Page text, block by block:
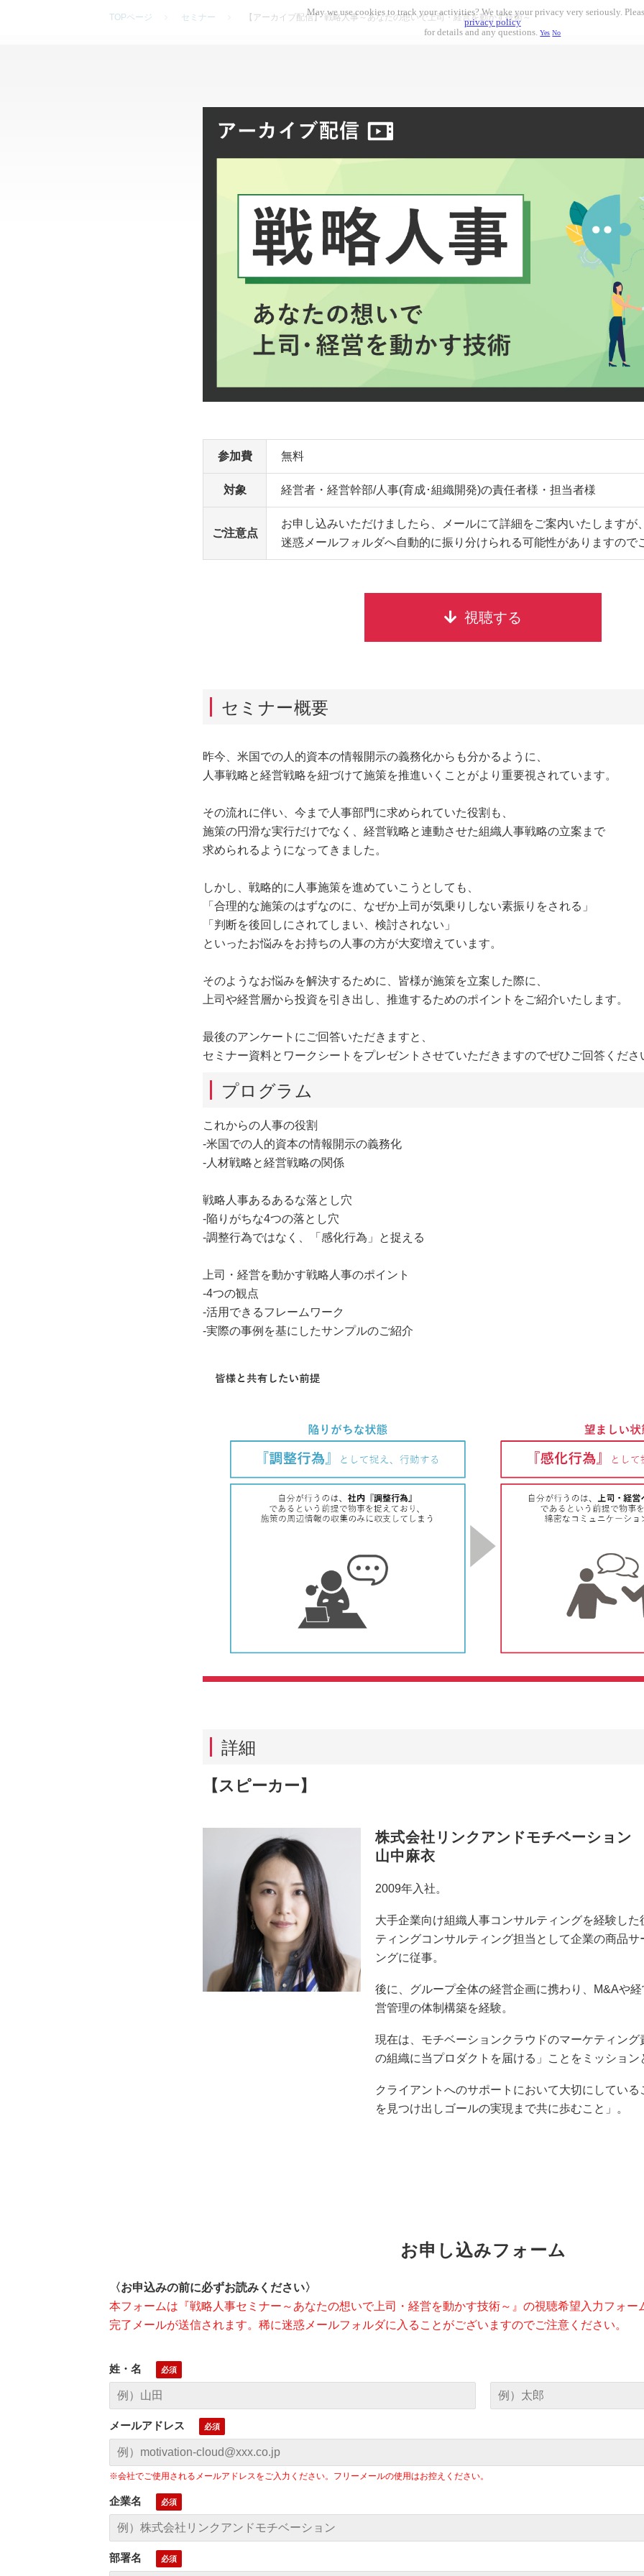
TOPページ セミナー 【アーカイブ配信】 戦略人事～あなたの想いで上司・経営を動かす技術～
参加費 無料
対象 経営者・経営幹部/人事(育成･組織開発)の責任者様・担当者様
ご注意点
お申し込みいただけましたら、メールにて詳細をご案内いたしますが
迷惑メールフォルダへ自動的に振り分けられる可能性がありますので
視聴する
セミナー概要
昨今、米国での人的資本の情報開示の義務化からも分かるように、
人事戦略と経営戦略を紐づけて施策を推進いくことがより重要視されています。
その流れに伴い、今まで人事部門に求められていた役割も、
施策の円滑な実行だけでなく、経営戦略と連動させた組織人事戦略の立案まで
求められるようになってきました。
しかし、戦略的に人事施策を進めていこうとしても、
「合理的な施策のはずなのに、なぜか上司が気乗りしない素振りをされる」
「判断を後回しにされてしまい、検討されない」
といったお悩みをお持ちの人事の方が大変増えています。
そのようなお悩みを解決するために、皆様が施策を立案した際に、
上司や経営層から投資を引き出し、推進するためのポイントをご紹介いたします。
最後のアンケートにご回答いただきますと、
セミナー資料とワークシートをプレゼントさせていただきますのでぜひご回答くださ
プログラム
これからの人事の役割
‐米国での人的資本の情報開示の義務化
‐人材戦略と経営戦略の関係
戦略人事あるあるな落とし穴
‐陥りがちな4つの落とし穴
‐調整行為ではなく、「感化行為」と捉える
上司・経営を動かす戦略人事のポイント
‐4つの観点
‐活用できるフレームワーク
‐実際の事例を基にしたサンプルのご紹介
詳細
【スピーカー】
株式会社リンクアンドモチベーション
山中麻衣
2009年入社。
大手企業向け組織人事コンサルティングを経験し
ティングコンサルティング担当として企業の商品
ングに従事。
後に、グループ全体の経営企画に携わり、M&Aや
営管理の体制構築を経験。
現在は、モチベーションクラウドのマーケティン
の組織に当プロダクトを届ける」ことをミッション
クライアントへのサポートにおいて大切にしてい
を見つけ出しゴールの実現まで共に歩むこと」。
お申し込みフォーム
〈お申込みの前に必ずお読みください〉
本フォームは『戦略人事セミナー～あなたの想いで上司・経営を動かす技術～』の視聴希望入力フォ
完了メールが送信されます。稀に迷惑メールフォルダに入ることがございますのでご注意ください。
姓・名
メールアドレス
※会社でご使用されるメールアドレスをご入力ください。フリーメールの使用はお控えください。
企業名
部署名
May we use cookies to track your activities? We take your privacy very seriously.
privacy policy
for details and any questions.Yes No